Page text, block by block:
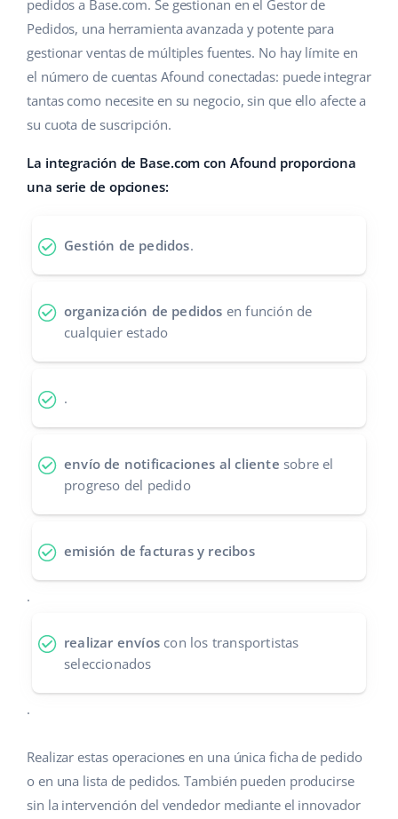
Gestión de envíos
Automatizaciones
Base Connect
IA para e-commerce
Hogar y jardinería
Productos infantiles
Electrónica
Piezas de automóviles
Supermercado
Moda
Ayuda
Base Academy
Blog
Implementación de sistemas
Calculadora de beneficios
Contáctanos
english (GB)
english (IN)
deutsch
español (MX)
Français
polski
português (BR)
中文
pedidos a Base.com. Se gestionan en el Gestor de
Pedidos, una herramienta avanzada y potente para
gestionar ventas de múltiples fuentes. No hay límite en
el número de cuentas Afound conectadas: puede integrar
tantas como necesite en su negocio, sin que ello afecte a
su cuota de suscripción.
La integración de Base.com con Afound proporciona
una serie de opciones:
Gestión de pedidos.
organización de pedidos en función de
cualquier estado
.
envío de notificaciones al cliente sobre el
progreso del pedido
emisión de facturas y recibos
.
realizar envíos con los transportistas
seleccionados
.
Realizar estas operaciones en una única ficha de pedido
o en una lista de pedidos. También pueden producirse
sin la intervención del vendedor mediante el innovador